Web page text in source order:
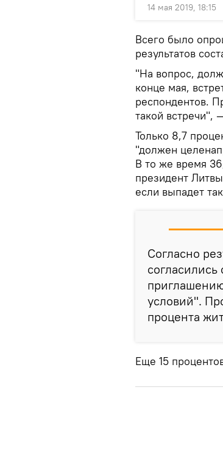
14 мая 2019, 18:15
Всего было
результатов
"На вопрос,
конце мая,
респондентов.
такой встречи",
Только 8,7
"должен
В то же время
президент
если выпадет
Согласно
условий".
процента
Еще 15